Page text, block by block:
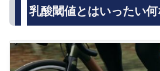
乳酸閾値とはいったい